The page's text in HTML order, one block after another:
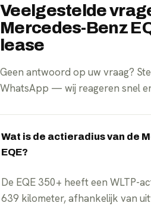
Veelgestelde
Mercedes-Benz
lease
Geen antwoord op uw vraag?
WhatsApp — wij reageren snel
Wat is de actieradius van de
EQE?
De EQE 350+ heeft een WLTP-
639 kilometer, afhankelijk van